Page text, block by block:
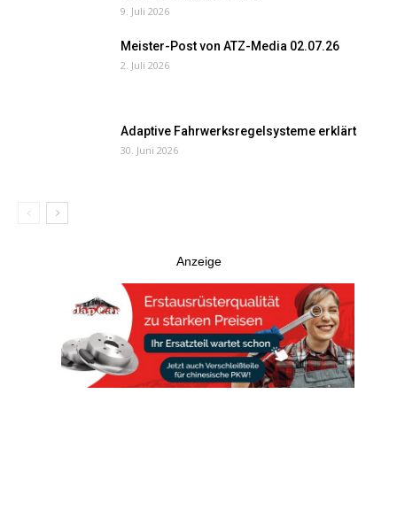
9. Juli 2026
Meister-Post von ATZ-Media 02.07.26
2. Juli 2026
Adaptive Fahrwerksregelsysteme erklärt
30. Juni 2026